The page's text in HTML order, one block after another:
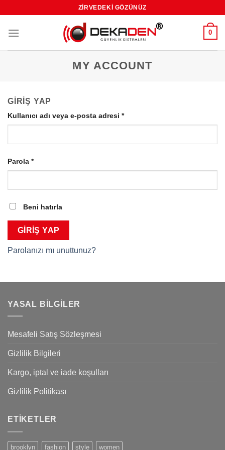
content
ZIRVEDEKI GÖZÜNÜZ
0
MY ACCOUNT
GIRIŞ YAP
Kullanıcı adı veya e-posta adresi *
Parola *
Beni hatırla
GIRIŞ YAP
Parolanızı mı unuttunuz?
YASAL BILGILER
Mesafeli Satış Sözleşmesi
Gizlilik Bilgileri
Kargo, iptal ve iade koşulları
Gizlilik Politikası
ETIKETLER
brooklyn fashion style women